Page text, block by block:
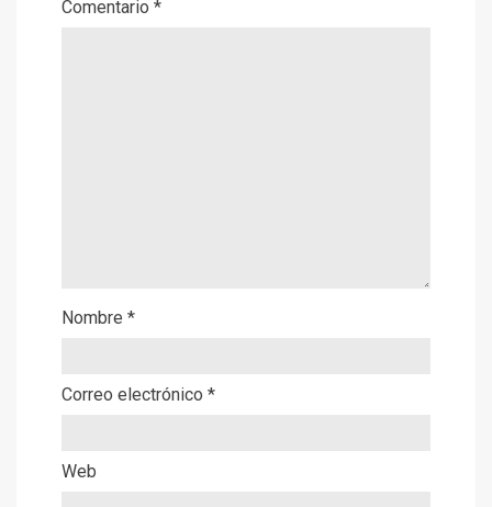
Comentario *
Nombre *
Correo electrónico *
Web